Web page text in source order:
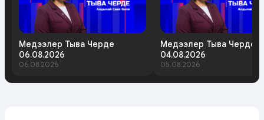
Медээлер Тыва Черде
06.08.2026
06.08.2026
Медээлер Тыва Черде
04.08.2026
05.08.2026